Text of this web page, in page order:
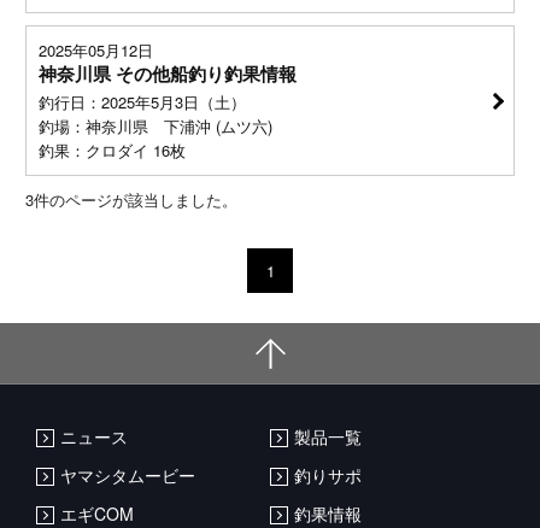
2025年05月12日
神奈川県 その他船釣り釣果情報
釣行日：2025年5月3日（土）
釣場：神奈川県 下浦沖 (ムツ六)
釣果：クロダイ 16枚
3件のページが該当しました。
1
ニュース
製品一覧
ヤマシタムービー
釣りサポ
エギCOM
釣果情報